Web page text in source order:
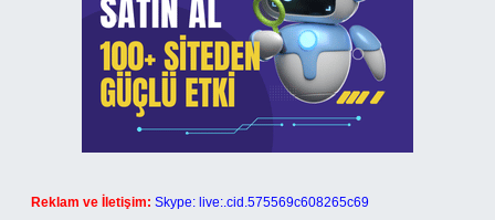
Reklam ve İletişim: Skype: live:.cid.575569c608265c69